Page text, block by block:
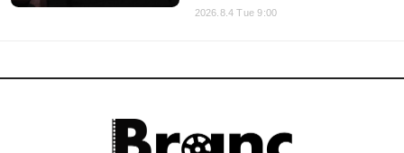
2026.8.4 Tue 9:00